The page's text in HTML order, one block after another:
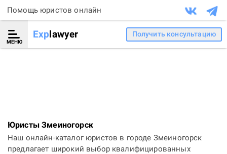
Помощь юристов онлайн
МЕНЮ
Explawyer Получить консультацию
Юристы Змеиногорск
Наш онлайн-каталог юристов в городе Змеиногорск
предлагает широкий выбор квалифицированных